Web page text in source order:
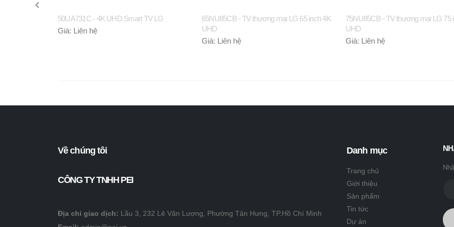
50UA731C - 4K UHD Smart TV LG
Giá: Liên hệ
65NU85CB - TV thương mại LG 65 inch 4K
UHD
Giá: Liên hệ
75NU85CB - TV thương mại LG 75
UHD
Giá: Liên hệ
Về chúng tôi
CÔNG TY TNHH PEI
Địa chỉ giao dịch: Lầu 3, 232 Lê Văn Lương, Phường Tân Hưng, TP.Hồ Chí Minh
Danh mục
Trang chủ
Giới thiệu
Sản phẩm
Tin tức
Dự án